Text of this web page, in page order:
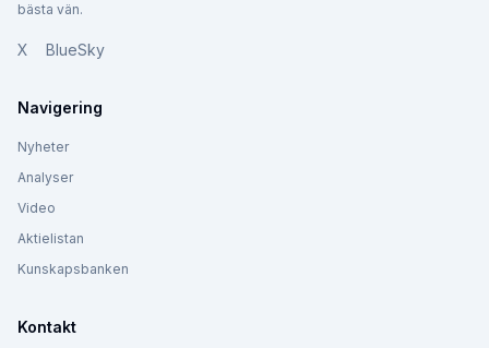
bästa vän.
X BlueSky
Navigering
Nyheter
Analyser
Video
Aktielistan
Kunskapsbanken
Kontakt